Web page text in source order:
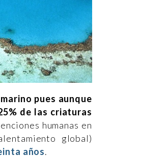
pues aunque
de las criaturas
humanas en
global)
años.